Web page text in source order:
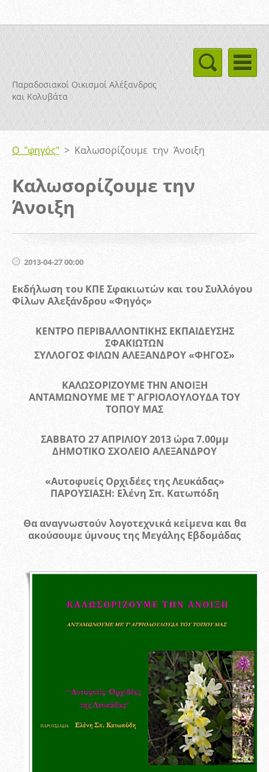
Παραδοσιακοί Οικισμοί Αλέξανδρος
και Κολυβάτα
Ο "φηγός" > Καλωσορίζουμε την Άνοιξη
Καλωσορίζουμε την
Άνοιξη
2013-04-27 00:00
Εκδήλωση του ΚΠΕ Σφακιωτών και του Συλλόγου
Φίλων Αλεξάνδρου «Φηγός»
ΚΕΝΤΡΟ ΠΕΡΙΒΑΛΛΟΝΤΙΚΗΣ ΕΚΠΑΙΔΕΥΣΗΣ
ΣΦΑΚΙΩΤΩΝ
ΣΥΛΛΟΓΟΣ ΦΙΛΩΝ ΑΛΕΞΑΝΔΡΟΥ «ΦΗΓΟΣ»
ΚΑΛΩΣΟΡΙΖΟΥΜΕ ΤΗΝ ΑΝΟΙΞΗ
ΑΝΤΑΜΩΝΟΥΜΕ ΜΕ Τ’ ΑΓΡΙΟΛΟΥΛΟΥΔΑ ΤΟΥ
ΤΟΠΟΥ ΜΑΣ
ΣΑΒΒΑΤΟ 27 ΑΠΡΙΛΙΟΥ 2013 ώρα 7.00μμ
ΔΗΜΟΤΙΚΟ ΣΧΟΛΕΙΟ ΑΛΕΞΑΝΔΡΟΥ
«Αυτοφυείς Ορχιδέες της Λευκάδας»
ΠΑΡΟΥΣΙΑΣΗ: Ελένη Σπ. Κατωπόδη
Θα αναγνωστούν λογοτεχνικά κείμενα και θα
ακούσουμε ύμνους της Μεγάλης Εβδομάδας